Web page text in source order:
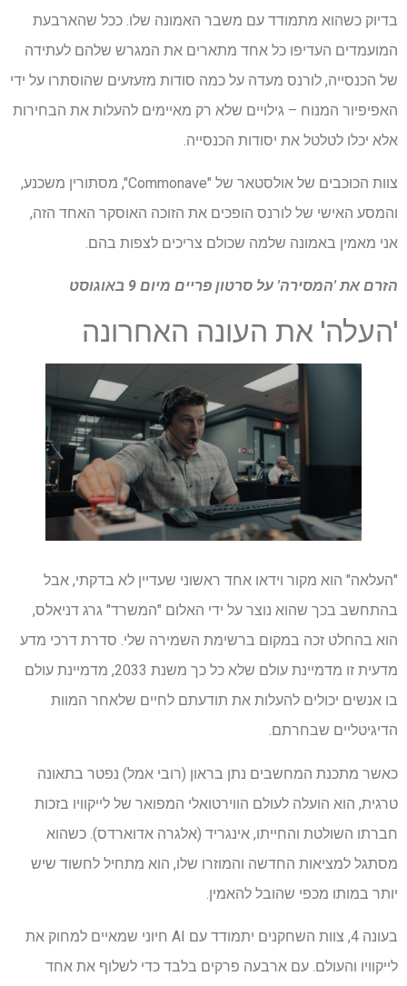
בדיוק כשהוא מתמודד עם משבר האמונה שלו. ככל שהארבעת
המועמדים העדיפו כל אחד מתארים את המגרש שלהם לעתידה
של הכנסייה, לורנס מעדה על כמה סודות מזעזעים שהוסתרו על ידי
האפיפיור המנוח – גילויים שלא רק מאיימים להעלות את הבחירות
אלא יכלו לטלטל את יסודות הכנסייה.
צוות הכוכבים של אולסטאר של "Commonave", מסתורין משכנע,
והמסע האישי של לורנס הופכים את הזוכה האוסקר האחד הזה,
אני מאמין באמונה שלמה שכולם צריכים לצפות בהם.
הזרם את 'המסירה' על סרטון פריים מיום 9 באוגוסט
'העלה' את העונה האחרונה
"העלאה" הוא מקור וידאו אחד ראשוני שעדיין לא בדקתי, אבל
בהתחשב בכך שהוא נוצר על ידי האלום "המשרד" גרג דניאלס,
הוא בהחלט זכה במקום ברשימת השמירה שלי. סדרת דרכי מדע
מדעית זו מדמיינת עולם שלא כל כך משנת 2033, מדמיינת עולם
בו אנשים יכולים להעלות את תודעתם לחיים שלאחר המוות
הדיגיטליים שבחרתם.
כאשר מתכנת המחשבים נתן בראון (רובי אמל) נפטר בתאונה
טרגית, הוא הועלה לעולם הווירטואלי המפואר של לייקוויו בזכות
חברתו השולטת והחייתו, אינגריד (אלגרה אדוארדס). כשהוא
מסתגל למציאות החדשה והמוזרו שלו, הוא מתחיל לחשוד שיש
יותר במותו מכפי שהובל להאמין.
בעונה 4, צוות השחקנים יתמודד עם AI חיוני שמאיים למחוק את
לייקוויו והעולם. עם ארבעה פרקים בלבד כדי לשלוף את אחד